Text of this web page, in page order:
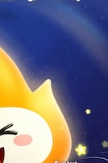
支持
反对 [0]